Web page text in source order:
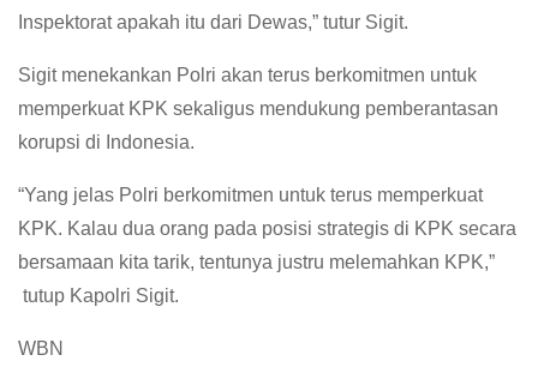
Inspektorat apakah itu dari Dewas,” tutur Sigit.
Sigit menekankan Polri akan terus berkomitmen untuk
memperkuat KPK sekaligus mendukung pemberantasan
korupsi di Indonesia.
“Yang jelas Polri berkomitmen untuk terus memperkuat
KPK. Kalau dua orang pada posisi strategis di KPK secara
bersamaan kita tarik, tentunya justru melemahkan KPK,”
tutup Kapolri Sigit.
WBN